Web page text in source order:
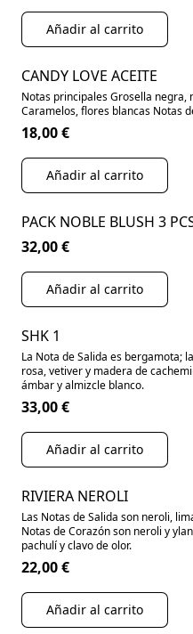
Añadir al carrito
CANDY LOVE ACEITE
Notas principales Grosella negra,
Caramelos, flores blancas Notas
18,00 €
Añadir al carrito
PACK NOBLE BLUSH 3
32,00 €
Añadir al carrito
SHK 1
La Nota de Salida es bergamota;
rosa, vetiver y madera de
ámbar y almizcle blanco.
33,00 €
Añadir al carrito
RIVIERA NEROLI
Las Notas de Salida son neroli,
Notas de Corazón son neroli y
pachulí y clavo de olor.
22,00 €
Añadir al carrito